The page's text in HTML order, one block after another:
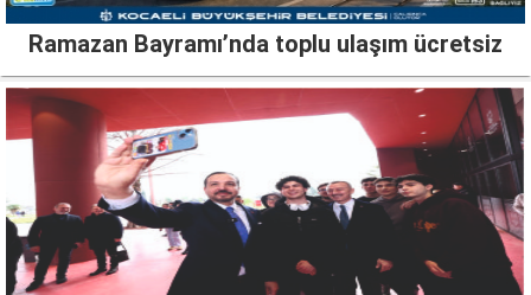
Ramazan Bayramı’nda toplu ulaşım ücretsiz